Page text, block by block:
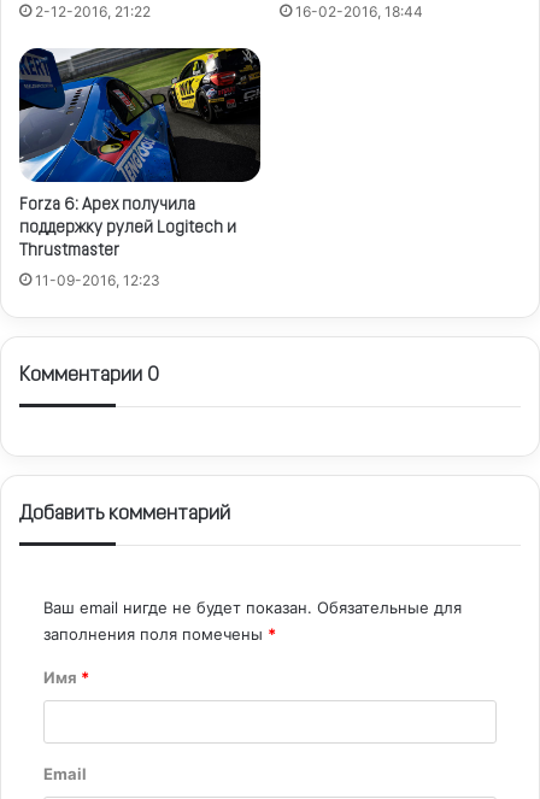
2-12-2016, 21:22
16-02-2016, 18:44
Forza 6: Apex получила
поддержку рулей Logitech и
Thrustmaster
11-09-2016, 12:23
Комментарии 0
Добавить комментарий
Ваш email нигде не будет показан. Обязательные для
заполнения поля помечены *
Имя *
Email